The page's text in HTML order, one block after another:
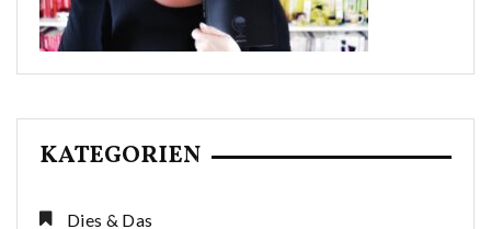
KATEGORIEN
Dies & Das